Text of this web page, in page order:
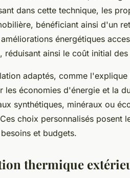
dans cette technique, les
bénéficiant ainsi d'un
énergétiques
réduisant ainsi le coût initial
adaptés, comme l'explique
les économies d'énergie et la
synthétiques, minéraux ou
choix personnalisés posent
et budgets.
thermique